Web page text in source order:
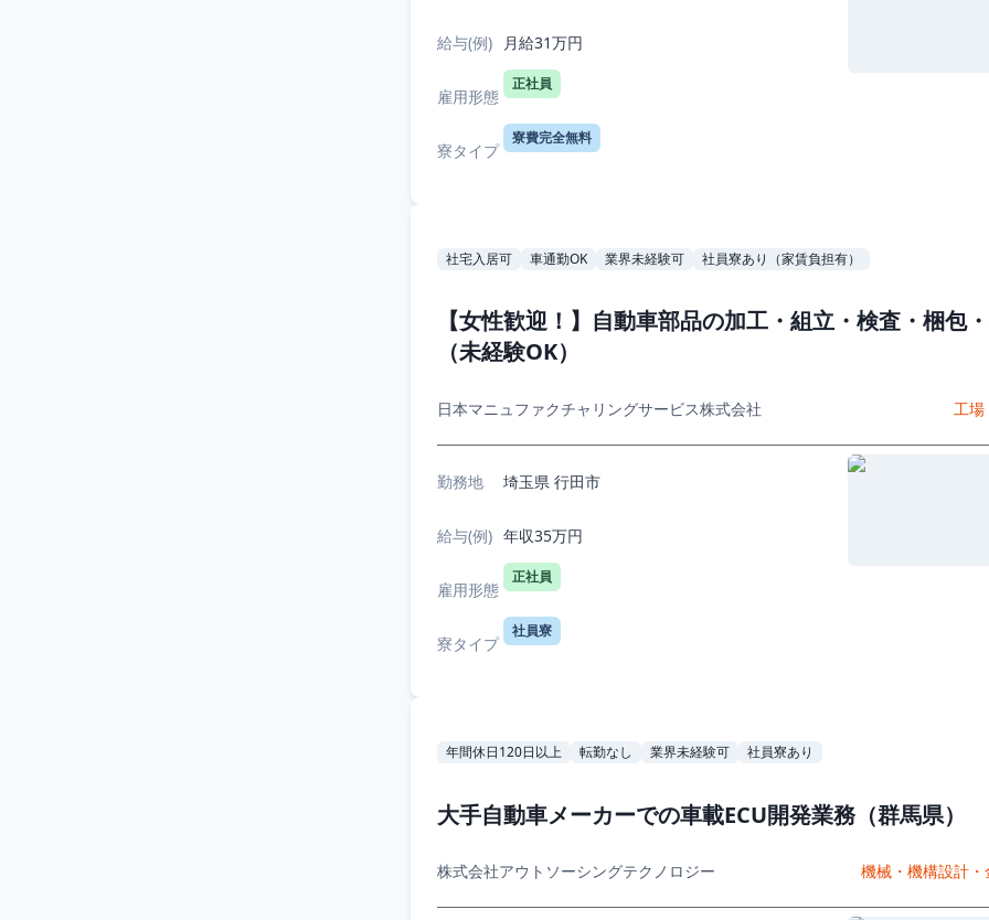
給与(例) 月給31万円
雇用形態
正社員
寮タイプ
寮費完全無料
社宅入居可 車通勤OK 業界未経験可 社員寮あり（家賃負担有）
【女性歓迎！】自動車部品の加工・組立・検査・梱包
（未経験OK）
日本マニュファクチャリングサービス株式会社 工場
勤務地 埼玉県 行田市
給与(例) 年収35万円
雇用形態
正社員
寮タイプ
社員寮
年間休日120日以上 転勤なし 業界未経験可 社員寮あり
大手自動車メーカーでの車載ECU開発業務（群馬県）
株式会社アウトソーシングテクノロジー 機械・機構設計